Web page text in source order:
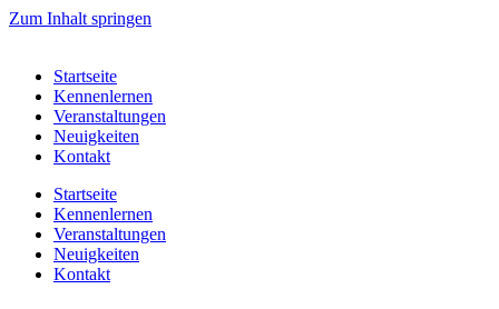
Zum Inhalt springen
Startseite
Kennenlernen
Veranstaltungen
Neuigkeiten
Kontakt
Startseite
Kennenlernen
Veranstaltungen
Neuigkeiten
Kontakt